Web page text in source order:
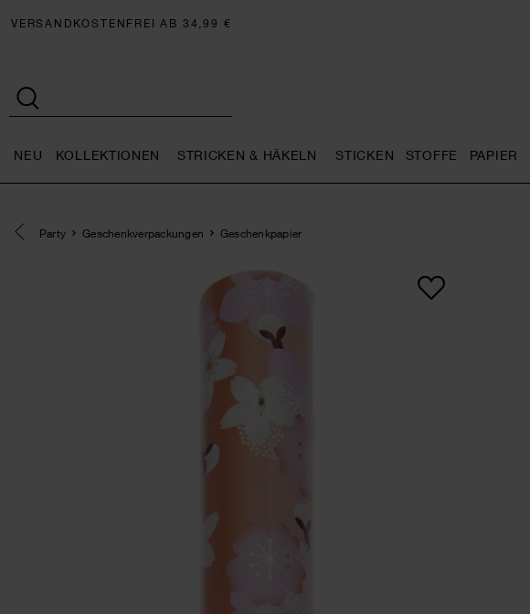
VERSANDKOSTENFREI AB 34,99 €
NEU KOLLEKTIONEN STRICKEN & HÄKELN STICKEN STOFFE PAPIER
Eine Kategorie zurück navigieren
Party Geschenkverpackungen Geschenkpapier